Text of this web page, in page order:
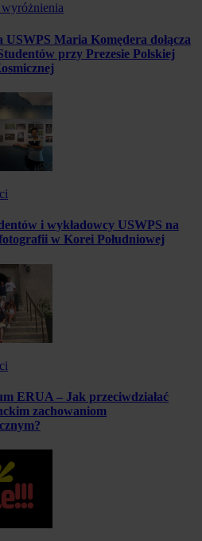
USWPS Maria Komędera dołącza
przy Prezesie Polskiej
i wykładowcy USWPS na
w Korei Południowej
ERUA – Jak przeciwdziałać
zachowaniom